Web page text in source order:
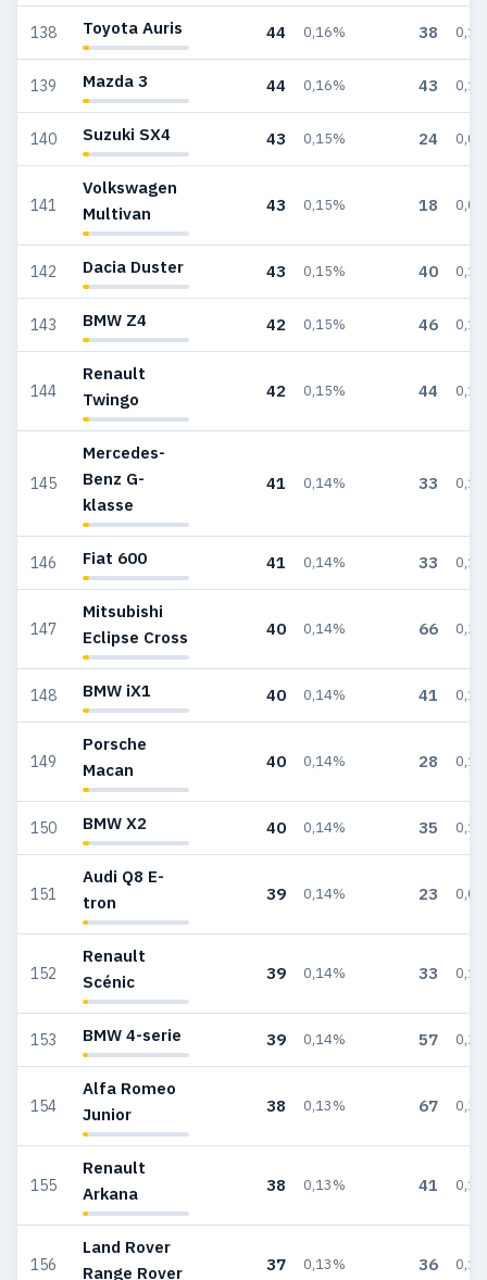
138 Toyota Auris 44 0,16% 38
139 Mazda 3 44 0,16% 43
140 Suzuki SX4 43 0,15% 24
141
Volkswagen
Multivan
43 0,15% 18
142 Dacia Duster 43 0,15% 40
143 BMW Z4 42 0,15% 46
144
Renault
Twingo
42 0,15% 44
145
Mercedes-
Benz G-
klasse
41 0,14% 33
146 Fiat 600 41 0,14% 33
147
Mitsubishi
Eclipse Cross
40 0,14% 66
148 BMW iX1 40 0,14% 41
149
Porsche
Macan
40 0,14% 28
150 BMW X2 40 0,14% 35
151
Audi Q8 E-
tron
39 0,14% 23
152
Renault
Scénic
39 0,14% 33
153 BMW 4-serie 39 0,14% 57
154
Alfa Romeo
Junior
38 0,13% 67
155
Renault
Arkana
38 0,13% 41
156
Land Rover
Range Rover
37 0,13% 36